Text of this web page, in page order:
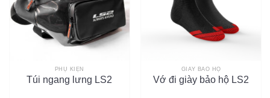
PHỤ KIỆN
Túi ngang lưng LS2
GIÀY BẢO HỘ
Vớ đi giày bảo hộ LS2